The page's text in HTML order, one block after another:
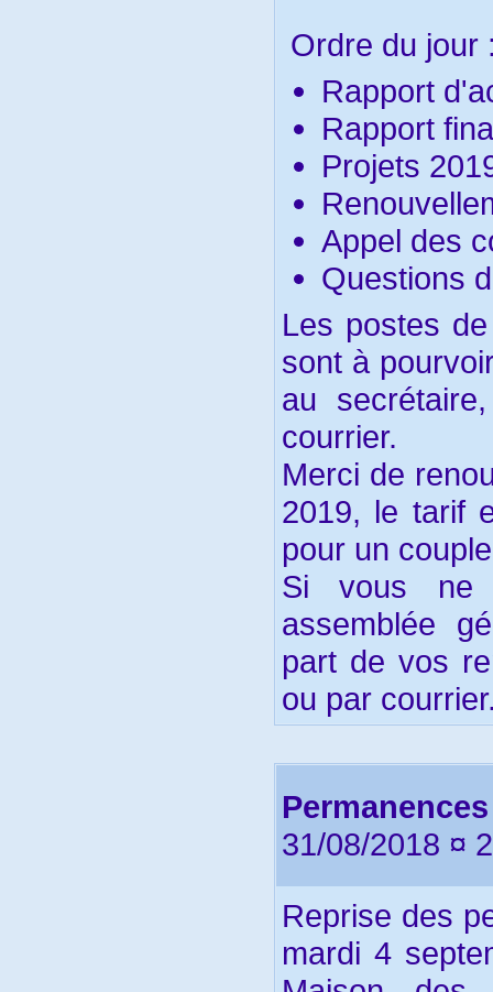
Ordre du jour
Rapport
Rapport
Projets
Appel des
Questions
Les postes
sont à
au
courrier.
Merci de
2019, le tarif
pour un
Si vous ne
assemblée
part de vos
ou par
31/08/2018 ¤
Reprise des
mardi 4